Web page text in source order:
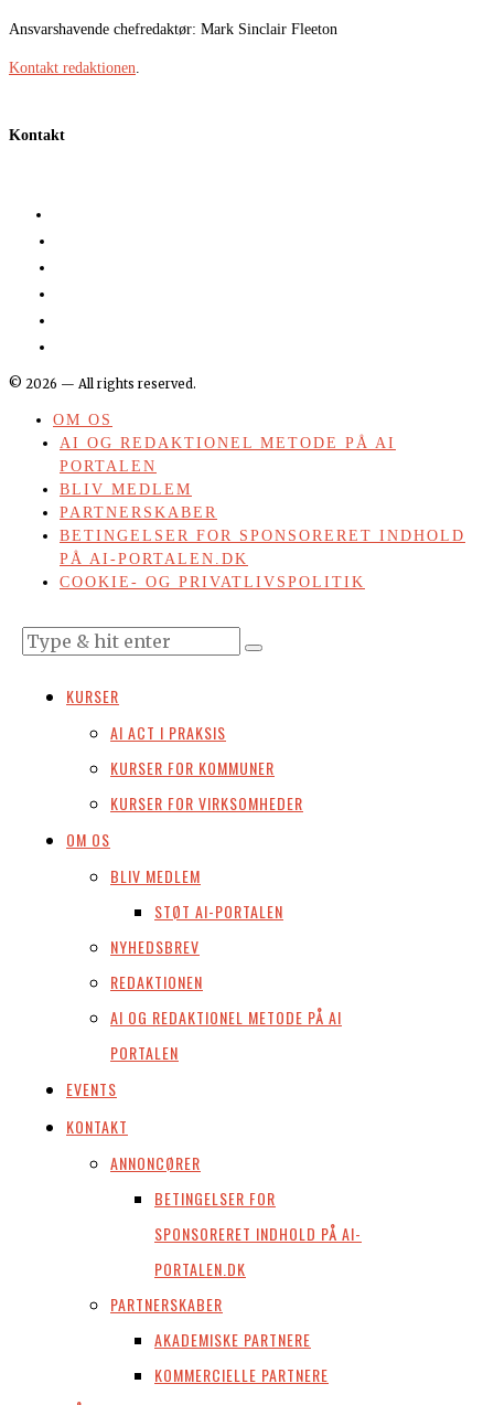
Ansvarshavende chefredaktør: Mark Sinclair Fleeton
Kontakt redaktionen
Kontakt
© 2026 — All rights reserved.
OM OS
AI OG REDAKTIONEL METODE PÅ AI
PORTALEN
BLIV MEDLEM
PARTNERSKABER
BETINGELSER FOR SPONSORERET INDHOLD
PÅ AI-PORTALEN.DK
COOKIE- OG PRIVATLIVSPOLITIK
KURSER
AI ACT I PRAKSIS
KURSER FOR KOMMUNER
KURSER FOR VIRKSOMHEDER
OM OS
BLIV MEDLEM
STØT AI-PORTALEN
NYHEDSBREV
REDAKTIONEN
AI OG REDAKTIONEL METODE PÅ AI
PORTALEN
EVENTS
KONTAKT
ANNONCØRER
BETINGELSER FOR
SPONSORERET INDHOLD PÅ AI-
PORTALEN.DK
PARTNERSKABER
AKADEMISKE PARTNERE
KOMMERCIELLE PARTNERE